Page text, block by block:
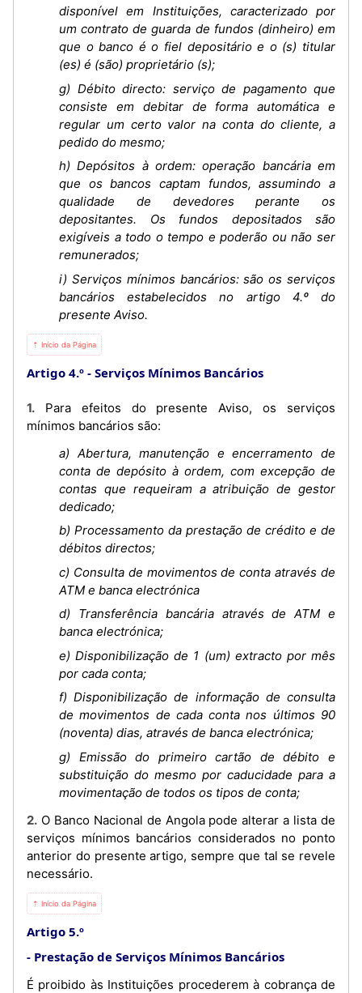
disponível em Instituições, caracterizado por
um contrato de guarda de fundos (dinheiro) em
que o banco é o fiel depositário e o (s) titular
(es) é (são) proprietário (s);
g) Débito directo: serviço de pagamento que
consiste em debitar de forma automática e
regular um certo valor na conta do cliente, a
pedido do mesmo;
h) Depósitos à ordem: operação bancária em
que os bancos captam fundos, assumindo a
qualidade de devedores perante os
depositantes. Os fundos depositados são
exigíveis a todo o tempo e poderão ou não ser
remunerados;
i) Serviços mínimos bancários: são os serviços
bancários estabelecidos no artigo 4.º do
presente Aviso.
⇡ Início da Página
Artigo 4.º Serviços Mínimos Bancários
1. Para efeitos do presente Aviso, os serviços
mínimos bancários são:
a) Abertura, manutenção e encerramento de
conta de depósito à ordem, com excepção de
contas que requeiram a atribuição de gestor
dedicado;
b) Processamento da prestação de crédito e de
débitos directos;
c) Consulta de movimentos de conta através de
ATM e banca electrónica
d) Transferência bancária através de ATM e
banca electrónica;
e) Disponibilização de 1 (um) extracto por mês
por cada conta;
f) Disponibilização de informação de consulta
de movimentos de cada conta nos últimos 90
(noventa) dias, através de banca electrónica;
g) Emissão do primeiro cartão de débito e
substituição do mesmo por caducidade para a
movimentação de todos os tipos de conta;
2. O Banco Nacional de Angola pode alterar a lista de
serviços mínimos bancários considerados no ponto
anterior do presente artigo, sempre que tal se revele
necessário.
⇡ Início da Página
Artigo 5.º
Prestação de Serviços Mínimos Bancários
É proibido às Instituições procederem à cobrança de